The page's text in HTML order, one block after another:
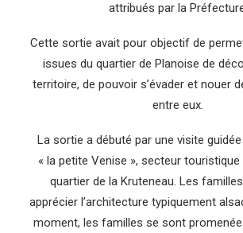
attribués par la
Cette sortie avait pour objectif de
issues du quartier de Planoise de
territoire, de pouvoir s’évader et nouer
entre eux.
La sortie a débuté par une visite
« la petite Venise », secteur
quartier de la Kruteneau. Les
apprécier l’architecture typiquement
moment, les familles se sont